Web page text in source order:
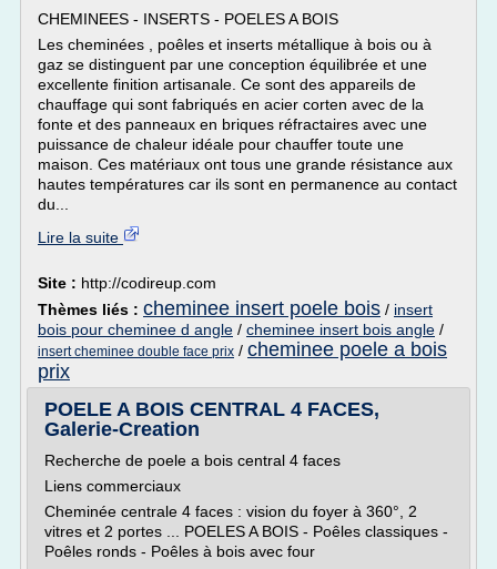
CHEMINEES - INSERTS - POELES A BOIS
Les cheminées , poêles et inserts métallique à bois ou à
gaz se distinguent par une conception équilibrée et une
excellente finition artisanale. Ce sont des appareils de
chauffage qui sont fabriqués en acier corten avec de la
fonte et des panneaux en briques réfractaires avec une
puissance de chaleur idéale pour chauffer toute une
maison. Ces matériaux ont tous une grande résistance aux
hautes températures car ils sont en permanence au contact
du...
Lire la suite
Site : http://codireup.com
Thèmes liés : cheminee insert poele bois / insert
bois pour cheminee d angle / cheminee insert bois angle /
insert cheminee double face prix / cheminee poele a bois
prix
POELE A BOIS CENTRAL 4 FACES,
Galerie-Creation
Recherche de poele a bois central 4 faces
Liens commerciaux
Cheminée centrale 4 faces : vision du foyer à 360°, 2
vitres et 2 portes ... POELES A BOIS - Poêles classiques -
Poêles ronds - Poêles à bois avec four